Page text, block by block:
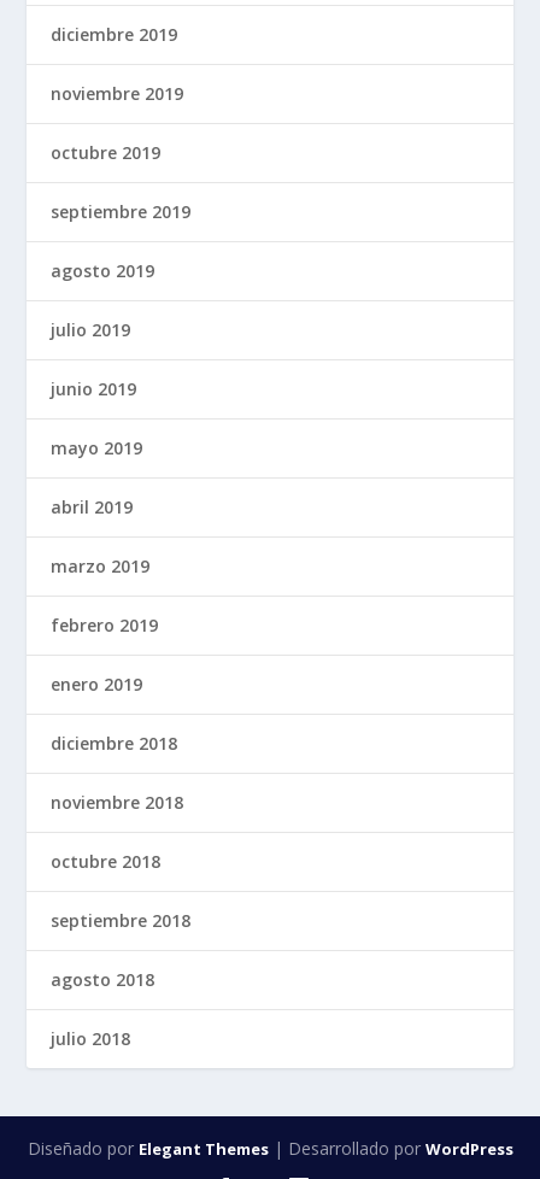
diciembre 2019
noviembre 2019
octubre 2019
septiembre 2019
agosto 2019
julio 2019
junio 2019
mayo 2019
abril 2019
marzo 2019
febrero 2019
enero 2019
diciembre 2018
noviembre 2018
octubre 2018
septiembre 2018
agosto 2018
julio 2018
Diseñado por Elegant Themes| Desarrollado por WordPress